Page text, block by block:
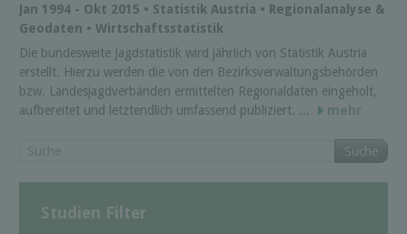
Jan 1994 - Okt 2015 • Statistik Austria • Regionalanalyse &
Geodaten • Wirtschaftsstatistik
Die bundesweite Jagdstatistik wird jährlich von Statistik Austria
erstellt. Hierzu werden die von den Bezirksverwaltungsbehörden
bzw. Landesjagdverbänden ermittelten Regionaldaten eingeholt,
aufbereitet und letztendlich umfassend publiziert. ...
mehr
Suche
Studien Filter